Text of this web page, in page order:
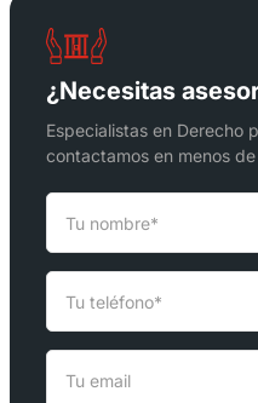
¿Necesitas
Especialistas en Derecho
contactamos en menos